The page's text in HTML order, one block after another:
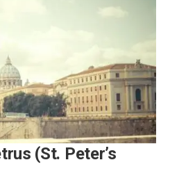
(St. Peter’s